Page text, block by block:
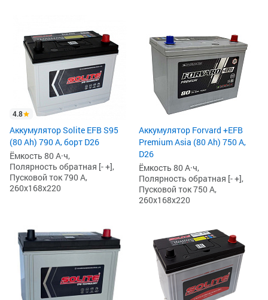
4.8
Аккумулятор Solite EFB S95
(80 Ah) 790 А, борт D26
Ёмкость 80 А·ч,
Полярность обратная [- +],
Пусковой ток 790 А,
260x168x220
Аккумулятор Forvard +EFB
Premium Asia (80 Ah) 750 А,
D26
Ёмкость 80 А·ч,
Полярность обратная [- +],
Пусковой ток 750 А,
260x168x220